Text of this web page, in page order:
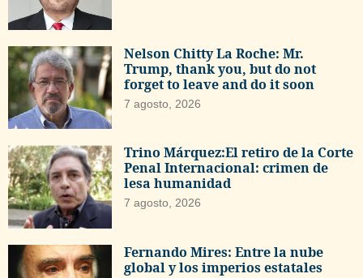
Nelson Chitty La Roche: Mr.
Trump, thank you, but do not
forget to leave and do it soon
7 agosto, 2026
Trino Márquez:El retiro de la Corte
Penal Internacional: crimen de
lesa humanidad
7 agosto, 2026
Fernando Mires: Entre la nube
global y los imperios estatales